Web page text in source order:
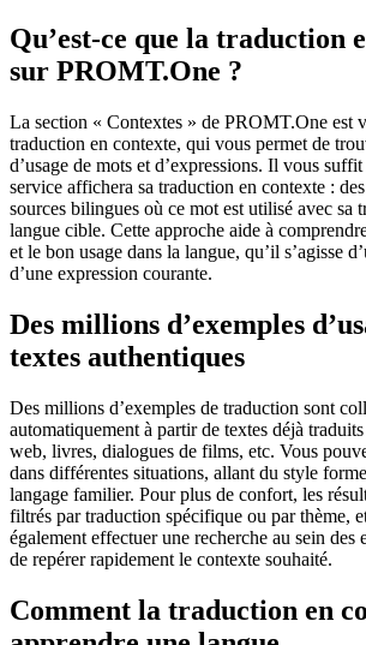
Qu’est-ce que la traduction
sur PROMT.One ?
La section « Contextes » de PROMT.One est
traduction en contexte, qui vous permet de
d’usage de mots et d’expressions. Il vous
service affichera sa traduction en contexte :
sources bilingues où ce mot est utilisé avec sa
langue cible. Cette approche aide à
et le bon usage dans la langue, qu’il s’agisse
d’une expression courante.
Des millions d’exemples
textes authentiques
Des millions d’exemples de traduction sont
automatiquement à partir de textes déjà
web, livres, dialogues de films, etc. Vous
dans différentes situations, allant du style
langage familier. Pour plus de confort, les
filtrés par traduction spécifique ou par thème,
également effectuer une recherche au sein des
de repérer rapidement le contexte souhaité.
Comment la traduction en